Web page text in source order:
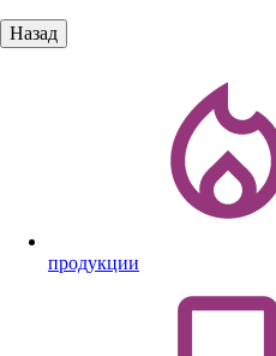
Назад
продукции